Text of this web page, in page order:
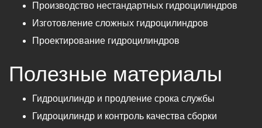
Производство нестандартных гидроцилиндров
Изготовление сложных гидроцилиндров
Проектирование гидроцилиндров
Полезные материалы
Гидроцилиндр и продление срока службы
Гидроцилиндр и контроль качества сборки